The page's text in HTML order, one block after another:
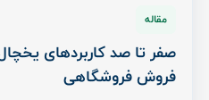
مقاله
صفر تا صد کاربردهای
فروش فروشگاهی